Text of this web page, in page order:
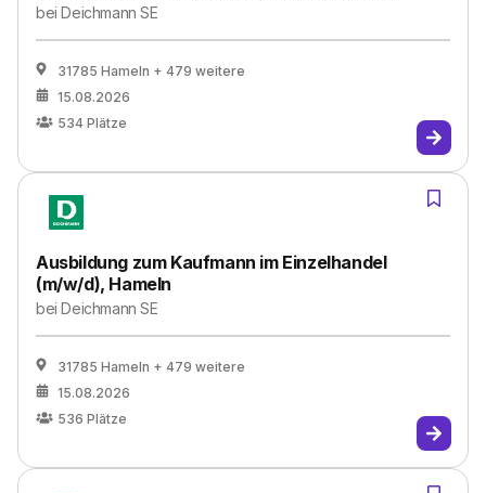
beiDeichmann SE
31785 Hameln + 479 weitere
15.08.2026
534 Plätze
Ausbildung zum Kaufmann im Einzelhandel
(m/w/d), Hameln
beiDeichmann SE
31785 Hameln + 479 weitere
15.08.2026
536 Plätze